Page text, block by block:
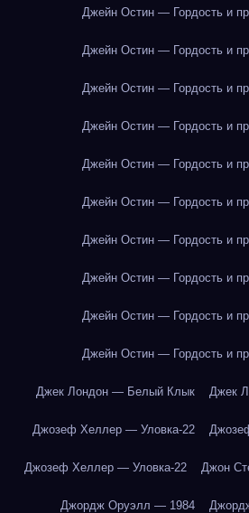
Джейн Остин — Гордость и
Джейн Остин — Гордость и
Джейн Остин — Гордость и
Джейн Остин — Гордость и
Джейн Остин — Гордость и
Джейн Остин — Гордость и
Джейн Остин — Гордость и
Джейн Остин — Гордость и
Джейн Остин — Гордость и
Джейн Остин — Гордость и
Джек Лондон — Белый Клык Джек
Джозеф Хеллер — Уловка-22
Джозеф Хеллер — Уловка-22 Джон
Джордж Оруэлл — 1984